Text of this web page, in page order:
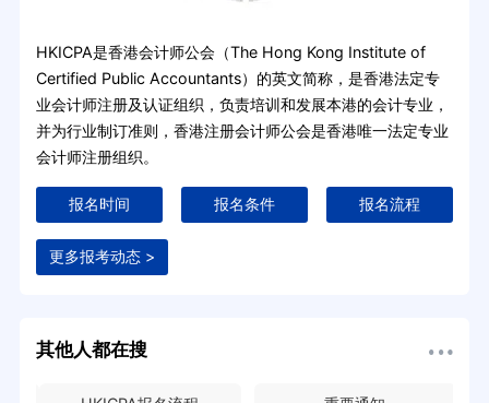
HKICPA是香港会计师公会（The Hong Kong Institute of
Certified Public Accountants）的英文简称，是香港法定专
业会计师注册及认证组织，负责培训和发展本港的会计专业，
并为行业制订准则，香港注册会计师公会是香港唯一法定专业
会计师注册组织。
报名时间 报名条件 报名流程
更多报考动态 >
其他人都在搜